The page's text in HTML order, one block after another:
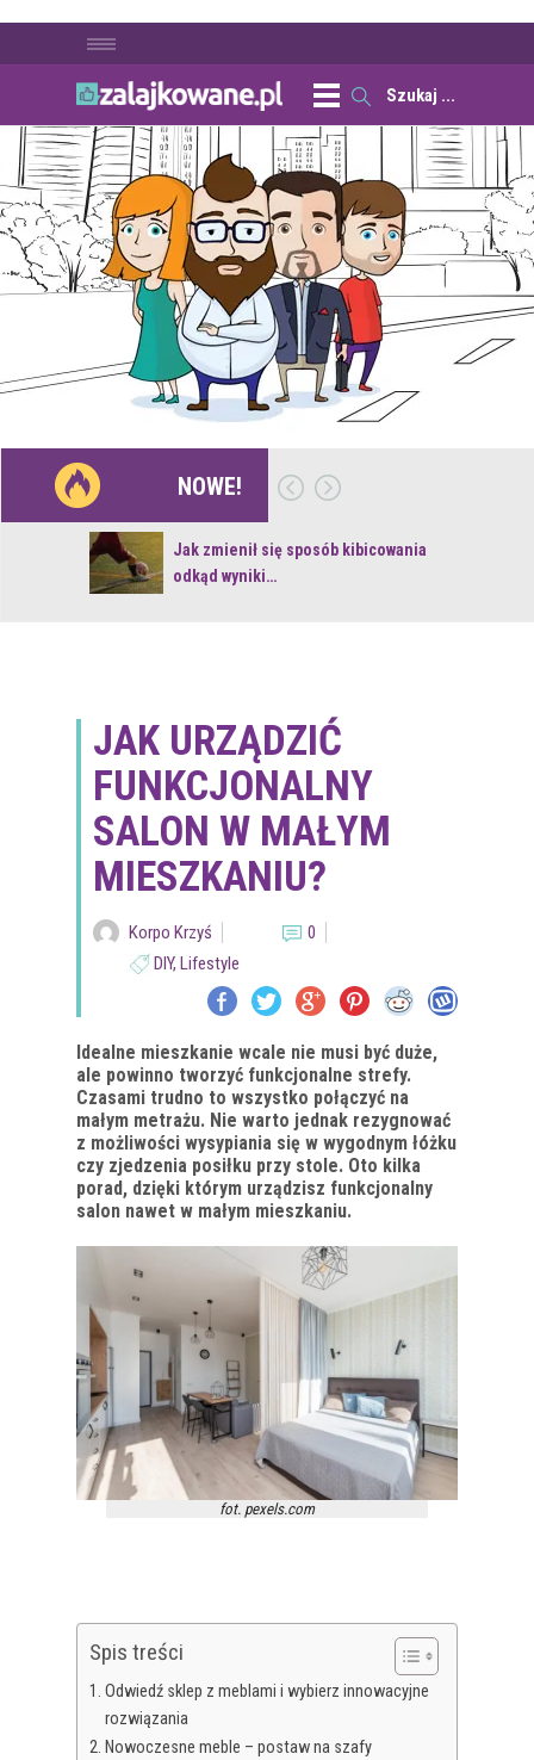
NOWE!
Jak zmienił się sposób kibicowania
odkąd wyniki…
JAK URZĄDZIĆ
FUNKCJONALNY
SALON W MAŁYM
MIESZKANIU?
Korpo Krzyś
0
DIY, Lifestyle
Idealne mieszkanie wcale nie musi być duże,
ale powinno tworzyć funkcjonalne strefy.
Czasami trudno to wszystko połączyć na
małym metrażu. Nie warto jednak rezygnować
z możliwości wysypiania się w wygodnym łóżku
czy zjedzenia posiłku przy stole. Oto kilka
porad, dzięki którym urządzisz funkcjonalny
salon nawet w małym mieszkaniu.
fot. pexels.com
Spis treści
Odwiedź sklep z meblami i wybierz innowacyjne
rozwiązania
Nowoczesne meble – postaw na szafy